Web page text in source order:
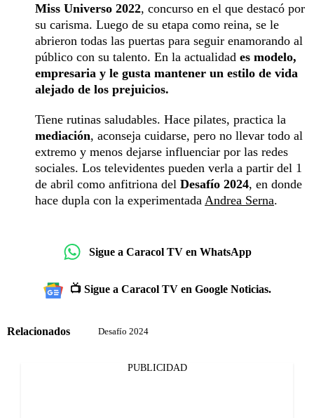
Miss Universo 2022, concurso en el que destacó por
su carisma. Luego de su etapa como reina, se le
abrieron todas las puertas para seguir enamorando al
público con su talento. En la actualidad es modelo,
empresaria y le gusta mantener un estilo de vida
alejado de los prejuicios.
Tiene rutinas saludables. Hace pilates, practica la
mediación, aconseja cuidarse, pero no llevar todo al
extremo y menos dejarse influenciar por las redes
sociales. Los televidentes pueden verla a partir del 1
de abril como anfitriona del Desafío 2024, en donde
hace dupla con la experimentada Andrea Serna.
Sigue a Caracol TV en WhatsApp
📺 Sigue a Caracol TV en Google Noticias.
Relacionados Desafío 2024
PUBLICIDAD